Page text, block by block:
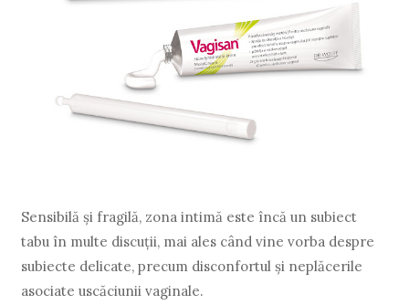
Sensibilă și fragilă, zona intimă este încă un subiect
tabu în multe discuții, mai ales când vine vorba despre
subiecte delicate, precum disconfortul și neplăcerile
asociate uscăciunii vaginale.